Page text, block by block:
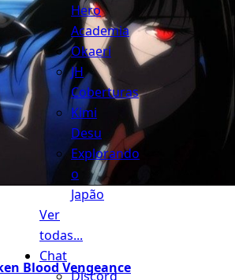
Hero
Academia
Okaeri
JH
Coberturas
Kimi
Desu
Explorando
o
Japão
Ver
todas...
Chat
Discord
Blood Vengeance